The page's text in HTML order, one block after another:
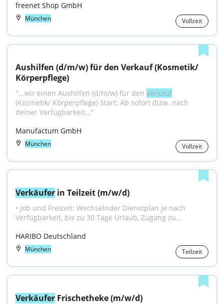
freenet Shop GmbH
München Vollzeit
Aushilfen (d/m/w) für den Verkauf (Kosmetik/
Körperpflege)
"...wir einen Aushilfen (d/m/w) für den Verkauf
(Kosmetik/ Körperpflege) Start: Ab sofort (bzw. nach
deiner Verfügbarkeit..."
Manufactum GmbH
München Vollzeit
Verkäufer in Teilzeit (m/w/d)
• Job und Freizeit: Wechselnder Dienstplan je nach
Verfügbarkeit, bis zu 30 Tage Urlaub, Zugang zu...
HARIBO Deutschland
München Teilzeit
Verkäufer Frischetheke (m/w/d)